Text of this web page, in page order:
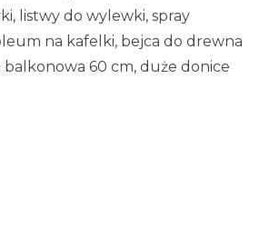
listwy do wylewki, spray
na kafelki, bejca do drewna
60 cm, duże donice